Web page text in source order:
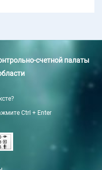
счетной палаты
Ctrl + Enter